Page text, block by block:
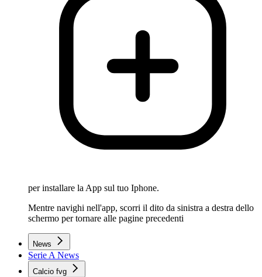
per installare la App sul tuo Iphone.
Mentre navighi nell'app, scorri il dito da sinistra a destra dello
schermo per tornare alle pagine precedenti
News
Serie A News
Calcio fvg